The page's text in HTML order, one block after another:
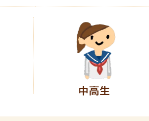
中高生